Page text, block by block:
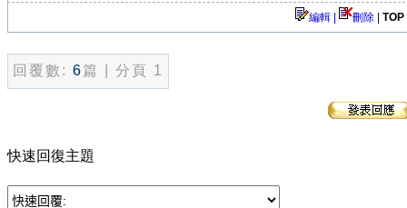
編輯 | 刪除 TOP
回覆數: 6篇 | 分頁 1
快速回復主題